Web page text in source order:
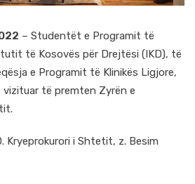
– Studentët e Programit të
të Kosovës për Drejtësi (IKD), të
e Programit të Klinikës Ligjore,
vizituar të premten Zyrën e
Kryeprokurori i Shtetit, z. Besim